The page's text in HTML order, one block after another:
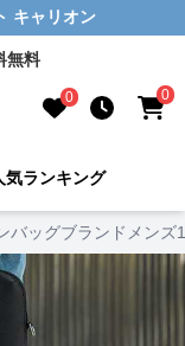
キャリオン
無料
0 0
気ランキング
バッグブランドメン